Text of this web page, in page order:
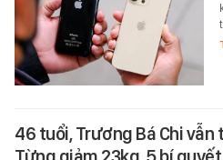
46 tuổi, Trương Bá Chi